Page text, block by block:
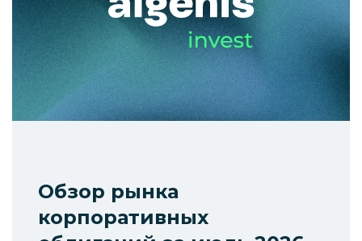
Обзор рынка
корпоративных